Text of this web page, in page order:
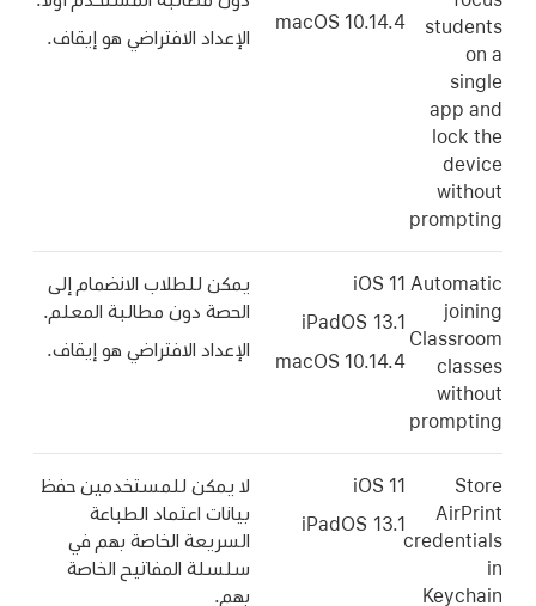
students
on a
single
app and
lock the
device
without
prompting
macOS 10.14.4
الإعداد الافتراضي هو إيقاف.
Automatic
joining
Classroom
classes
without
prompting
iOS 11
iPadOS 13.1
macOS 10.14.4
يمكن للطلاب الانضمام إلى
الحصة دون مطالبة المعلم.
الإعداد الافتراضي هو إيقاف.
Store
AirPrint
credentials
in
Keychain
iOS 11
iPadOS 13.1
لا يمكن للمستخدمين حفظ
بيانات اعتماد الطباعة
السريعة الخاصة بهم في
سلسلة المفاتيح الخاصة
بهم.